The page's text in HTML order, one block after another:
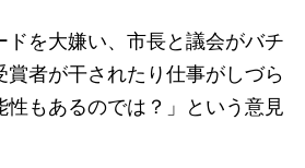
ドを大嫌い、市長と議会がバチ
者が干されたり仕事がしづら
性もあるのでは？」という意見